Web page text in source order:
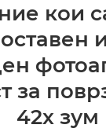
кои
за
42x зум